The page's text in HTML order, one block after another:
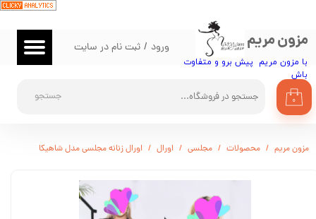
مزون مریم
با مزون مریم پیش برو و متفاوت
باش​​​​​​​
جستجو ۰
ورود / ثبت نام در سایت
حساب کاربری من
تغییر گذر واژه
سفارشات
مزون مریم محصولات مجلسی اورال اورال زنانه مجلسی مدل شاهیکا